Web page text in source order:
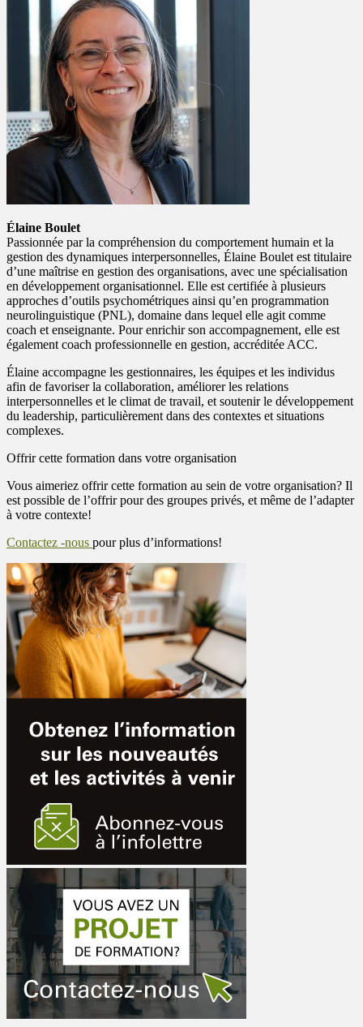
Élaine Boulet
Passionnée par la compréhension du comportement humain et la
gestion des dynamiques interpersonnelles, Élaine Boulet est titulaire
d’une maîtrise en gestion des organisations, avec une spécialisation
en développement organisationnel. Elle est certifiée à plusieurs
approches d’outils psychométriques ainsi qu’en programmation
neurolinguistique (PNL), domaine dans lequel elle agit comme
coach et enseignante. Pour enrichir son accompagnement, elle est
également coach professionnelle en gestion, accréditée ACC.
Élaine accompagne les gestionnaires, les équipes et les individus
afin de favoriser la collaboration, améliorer les relations
interpersonnelles et le climat de travail, et soutenir le développement
du leadership, particulièrement dans des contextes et situations
complexes.
Offrir cette formation dans votre organisation
Vous aimeriez offrir cette formation au sein de votre organisation? Il
est possible de l’offrir pour des groupes privés, et même de l’adapter
à votre contexte!
Contactez -nous pour plus d’informations!